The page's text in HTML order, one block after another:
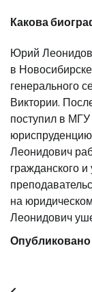
Какова
Юрий
в
генерального
Виктории.
поступил в
Леонидович
гражданского
на
Леонидович